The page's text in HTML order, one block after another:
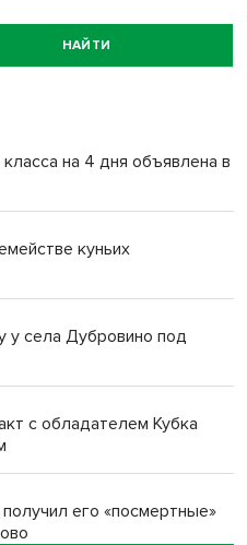
НАЙТИ
на 4 дня объявлена в
куньих
у села Дубровино под
с обладателем Кубка
его «посмертные»